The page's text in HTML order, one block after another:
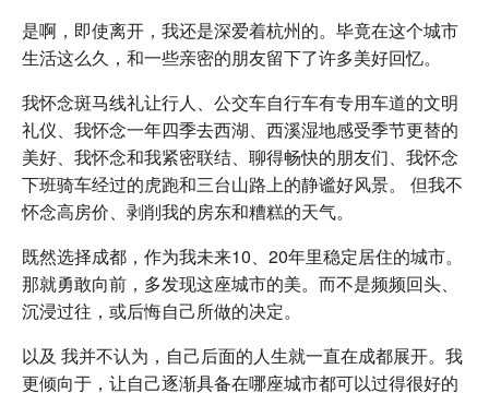
是啊，即使离开，我还是深爱着杭州的。毕竟在这个城市
生活这么久，和一些亲密的朋友留下了许多美好回忆。
我怀念斑马线礼让行人、公交车自行车有专用车道的文明
礼仪、我怀念一年四季去西湖、西溪湿地感受季节更替的
美好、我怀念和我紧密联结、聊得畅快的朋友们、我怀念
下班骑车经过的虎跑和三台山路上的静谧好风景。 但我不
怀念高房价、剥削我的房东和糟糕的天气。
既然选择成都，作为我未来10、20年里稳定居住的城市。
那就勇敢向前，多发现这座城市的美。而不是频频回头、
沉浸过往，或后悔自己所做的决定。
以及 我并不认为，自己后面的人生就一直在成都展开。我
更倾向于，让自己逐渐具备在哪座城市都可以过得很好的